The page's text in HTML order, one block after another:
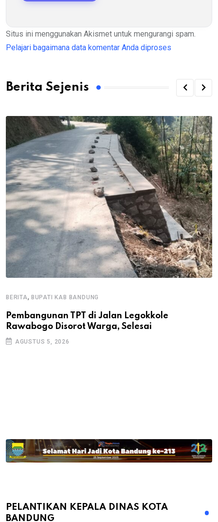
Situs ini menggunakan Akismet untuk mengurangi spam.
Pelajari bagaimana data komentar Anda diproses
Berita Sejenis
BERITA, BUPATI KAB BANDUNG
Pembangunan TPT di Jalan Legokkole
Rawabogo Disorot Warga, Selesai
AGUSTUS 5, 2026
PELANTIKAN KEPALA DINAS KOTA
BANDUNG